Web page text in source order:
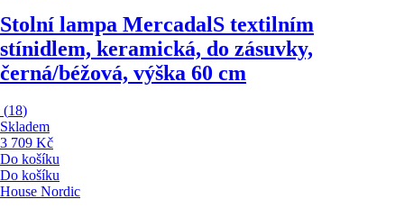
Stolní lampa MercadalS textilním
stínidlem, keramická, do zásuvky,
černá/béžová, výška 60 cm
(18)
Skladem
3 709 Kč
Do košíku
Do košíku
House Nordic